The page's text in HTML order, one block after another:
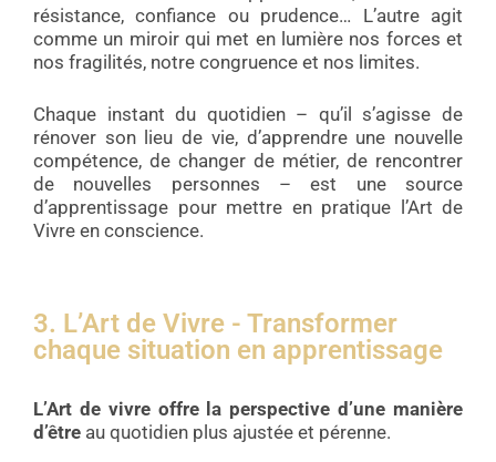
résistance, confiance ou prudence… L’autre agit
comme un miroir qui met en lumière nos forces et
nos fragilités, notre congruence et nos limites.
Chaque instant du quotidien – qu’il s’agisse de
rénover son lieu de vie, d’apprendre une nouvelle
compétence, de changer de métier, de rencontrer
de nouvelles personnes – est une source
d’apprentissage pour mettre en pratique l’Art de
Vivre en conscience.
3. L’Art de Vivre - Transformer
chaque situation en apprentissage
L’Art de vivre offrela perspective d’une manière
d’être au quotidien plus ajustée et pérenne.